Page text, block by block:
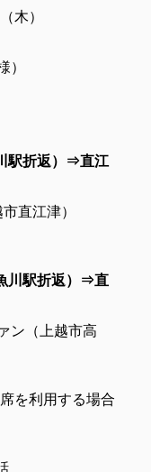
木）
）
駅折返）⇒直江
直江津）
川駅折返）⇒直
ン（上越市高
を利用する場合